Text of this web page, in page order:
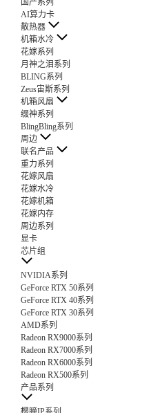
AI算力卡
散热器
机箱水冷
花嫁系列
月神之泪系列
BLING系列
Zeus宙斯系列
机箱风扇
缀神系列
BlingBling系列
周边
联名产品
重力系列
花嫁风扇
花嫁水冷
花嫁机箱
花嫁内存
周边系列
显卡
芯片组
NVIDIA系列
GeForce RTX 50系列
GeForce RTX 40系列
GeForce RTX 30系列
AMD系列
Radeon RX9000系列
Radeon RX7000系列
Radeon RX6000系列
Radeon RX500系列
产品系列